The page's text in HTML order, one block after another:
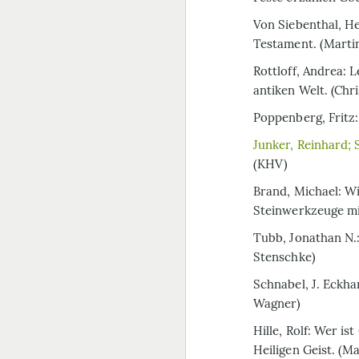
Von Siebenthal,
Testament.
Rottloff, Andrea:
antiken Welt.
Poppenberg,
Junker, Reinhard;
(KHV)
Brand, Michael:
Steinwerkzeuge
Tubb, Jonathan
Stenschke)
Schnabel, J.
Wagner)
Hille, Rolf: Wer ist
Heiligen Geist.